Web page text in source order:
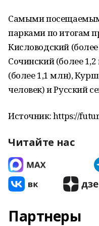
Самыми
парками по итогам
Кисловодский
Сочинский (более
(более 1,1 млн),
человек) и Русский
Источник: https://
Читайте нас
Партнеры